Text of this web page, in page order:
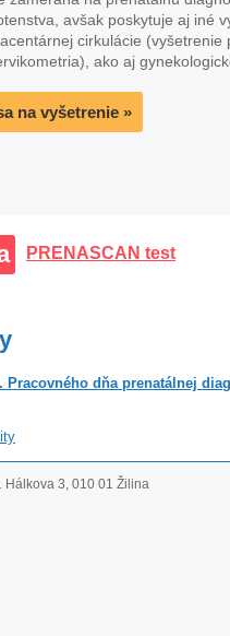
avšak poskytuje aj iné
cirkulácie (vyšetrenie
ako aj
na vyšetrenie »
PRENASCAN test
Pracovného dňa prenatálnej
Hálkova 3, 010 01 Žilina